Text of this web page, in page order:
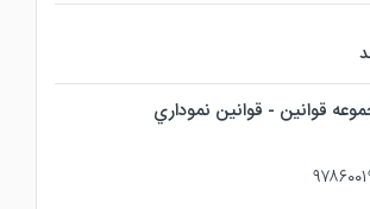
قوانين - قوانين نموداري